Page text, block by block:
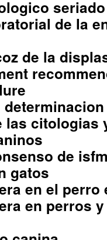
seriado
de la
de la
las citologias
de
gatos
en el perro
en perros